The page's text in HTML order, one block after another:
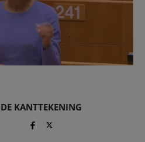
DE KANTTEKENING